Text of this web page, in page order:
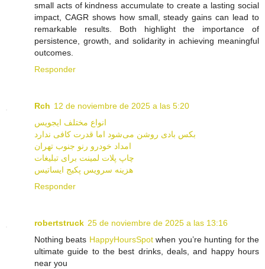
small acts of kindness accumulate to create a lasting social
impact, CAGR shows how small, steady gains can lead to
remarkable results. Both highlight the importance of
persistence, growth, and solidarity in achieving meaningful
outcomes.
Responder
Rch 12 de noviembre de 2025 a las 5:20
انواع مختلف ایجویس
بکس بادی روشن می‌شود اما قدرت کافی ندارد
امداد خودرو رنو جنوب تهران
چاپ پلات لمینت برای تبلیغات
هزینه سرویس پکیج ایساتیس
Responder
robertstruck 25 de noviembre de 2025 a las 13:16
Nothing beats HappyHoursSpotwhen you’re hunting for the
ultimate guide to the best drinks, deals, and happy hours
near you